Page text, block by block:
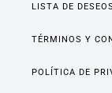
LISTA DE DESEOS
TÉRMINOS Y
POLÍTICA DE